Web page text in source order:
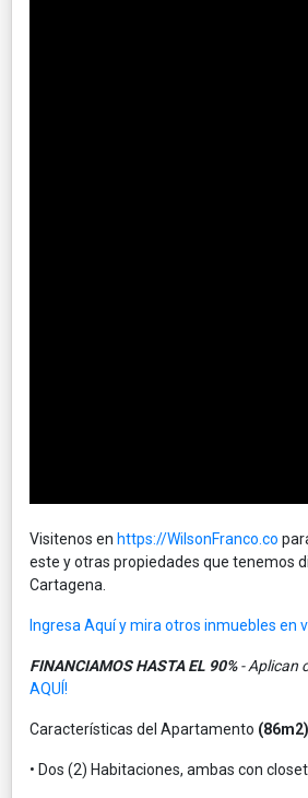
Visitenos en https://WilsonFranco.co
este y otras propiedades que tenemos
Cartagena.
Ingresa Aquí y mira otros inmuebles en
FINANCIAMOS HASTA EL 90%- Aplican
AQUÍ!
Características del Apartamento
• Dos (2) Habitaciones, ambas con